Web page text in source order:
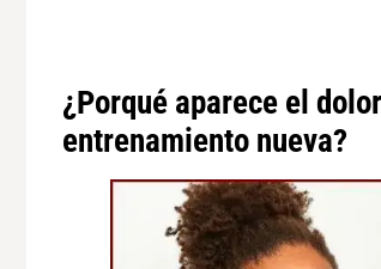
¿Porqué aparece el
entrenamiento nueva?